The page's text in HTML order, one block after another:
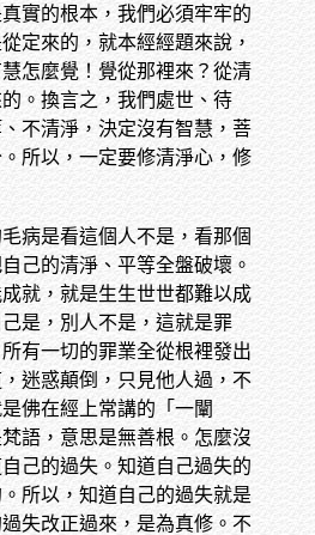
實的根本，我們必須牢牢的
定來的，就本經經題來說，
怎麼覺！覺從那裡來？從清
。換言之，我們處世、待
不清淨，決定沒有智慧，菩
所以，一定要修清淨心，修
病是看這個人不是，看那個
己的清淨、平等全盤破壞。
就，就是生生世世都難以成
是，別人不是，這就是罪
有一切的罪業全從根裡發出
迷惑顛倒，只見他人過，不
佛在經上常講的「一闡
語，意思是無善根。怎麼沒
己的過失。知道自己過失的
所以，知道自己的過失就是
失改正過來，是為真修。不